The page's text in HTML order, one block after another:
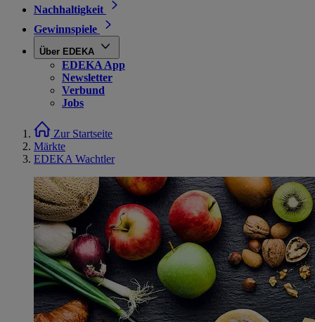
Nachhaltigkeit
Gewinnspiele
Über EDEKA
EDEKA App
Newsletter
Verbund
Jobs
Zur Startseite
Märkte
EDEKA Wachtler